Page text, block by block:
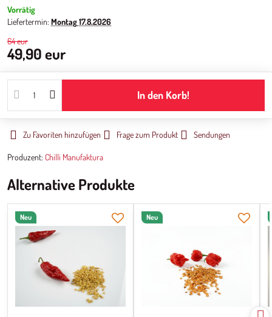
Vorrätig
Liefertermin: Montag17.8.2026
64 eur
49,90 eur
In den Korb!
Zu Favoriten hinzufügen Frage zum Produkt Sendungen
Produzent: Chilli Manufaktura
Alternative Produkte
Neu Neu